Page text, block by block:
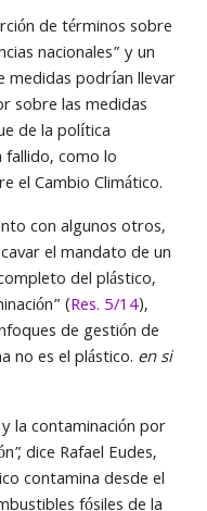
de términos sobre
nacionales” y un
medidas podrían llevar
sobre las medidas
de la política
como lo
el Cambio Climático.
con algunos otros,
el mandato de un
del plástico,
(Res. 5/14),
de gestión de
no es el plástico. en si
la contaminación por
dice Rafael Eudes,
contamina desde el